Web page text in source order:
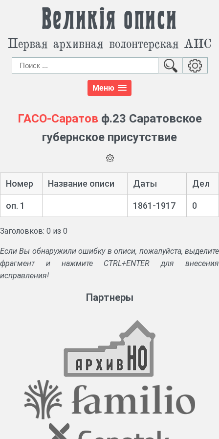
Великія описи
Первая архивная волонтерская АИС
Меню
ГАСО-Саратовф.23 Саратовское
губернское присутствие
Номер Название описи Даты Дел
оп. 1 1861-1917 0
Заголовков: 0 из 0
Если Вы обнаружили ошибку в описи, пожалуйста, выделите
фрагмент и нажмите CTRL+ENTER для внесения
исправления!
Партнеры